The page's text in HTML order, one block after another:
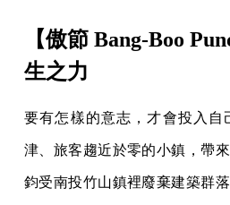
【傲節 Bang-Boo
生之力
要有怎樣的意志，才會投入自
津、旅客趨近於零的小鎮，帶
鈞受南投竹山鎮裡廢棄建築群